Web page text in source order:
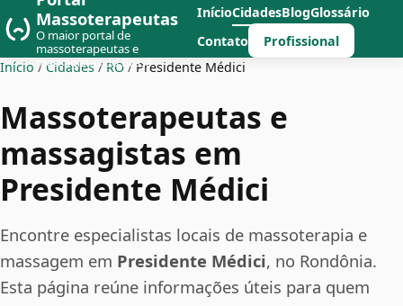
Massoterapeutas
O maior portal de
massoterapeutas e
massagistas do Brasil
InícioCidadesBlogGlossário
Contato
Profissional
Início / Cidades / RO / Presidente Médici
Massoterapeutas e
massagistas em
Presidente Médici
Encontre especialistas locais de massoterapia e
massagem em Presidente Médici, no Rondônia.
Esta página reúne informações úteis para quem